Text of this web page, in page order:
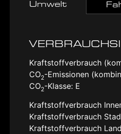
Umwelt
Kraftstoffverbrauch
CO2-Emissionen
CO2-Klasse: E
Kraftstoffverbrauch
Kraftstoffverbrauch
Kraftstoffverbrauch